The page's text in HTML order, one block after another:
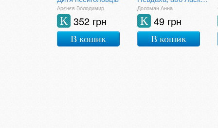
Арєнєв Володимир
352 грн
К
В кошик
Доломан Анна
49 грн
К
В кошик